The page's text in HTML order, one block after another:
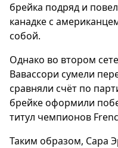
брейка подряд и
канадке с
собой.
Однако во втором
Вавассори сумели
сравняли счёт по
брейке оформили
титул чемпионов
Таким образом, Сара